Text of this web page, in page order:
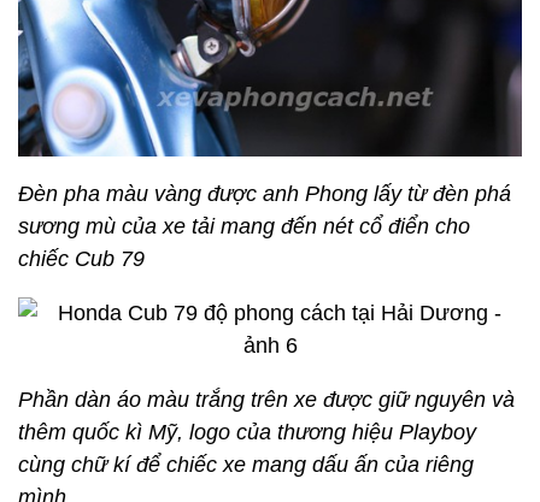
Đèn pha màu vàng được anh Phong lấy từ đèn phá
sương mù của xe tải mang đến nét cổ điển cho
chiếc Cub 79
Phần dàn áo màu trắng trên xe được giữ nguyên và
thêm quốc kì Mỹ, logo của thương hiệu Playboy
cùng chữ kí để chiếc xe mang dấu ấn của riêng
mình.